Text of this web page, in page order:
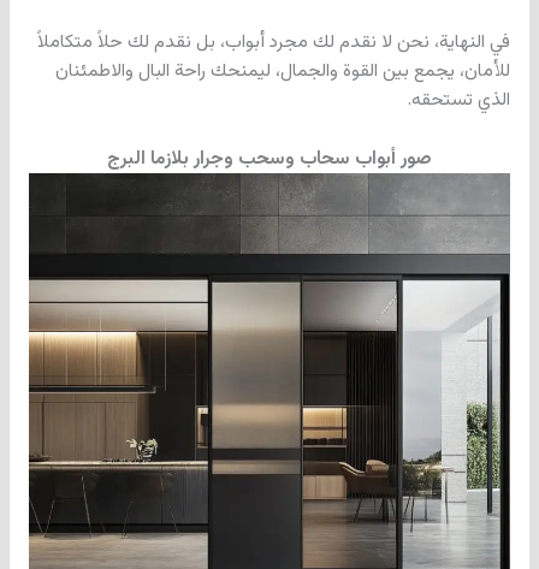
في النهاية، نحن لا نقدم لك مجرد أبواب، بل نقدم لك حلاً متكاملاً
للأمان، يجمع بين القوة والجمال، ليمنحك راحة البال والاطمئنان
الذي تستحقه.
صور أبواب سحاب وسحب وجرار بلازما البرج